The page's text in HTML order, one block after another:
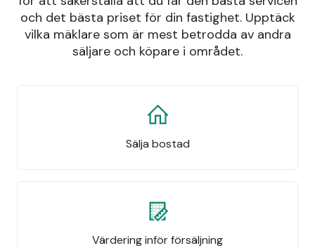
och det bästa priset för din fastighet. Upptäck
vilka mäklare som är mest betrodda av andra
säljare och köpare i området.
Sälja bostad
Värdering inför försäljning